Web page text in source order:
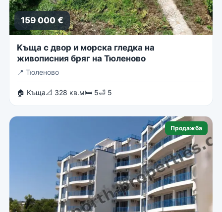
159 000 €
Kъща с двор и морска гледка на
живописния бряг на Тюленово
📍 Тюленово
🏠 Къща📐 328 кв.м🛏 5🛁 5
Продажба